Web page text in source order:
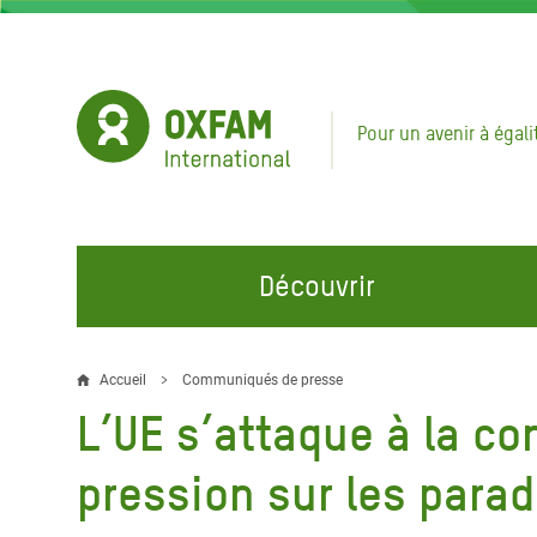
Aller
Pour un avenir à
Découvrir
NOS DOMAINES D'ACTION
Eau et Assainissement
Alimentation, Climat et
Ressources Naturelles
au
Crise
REJOINDRE NOS CAMPAGNES
Climate Justice
Hands Off Our Spaces
d'Ariane
Accueil Communiqués de presse
L’UE s’attaque à la
pression sur les